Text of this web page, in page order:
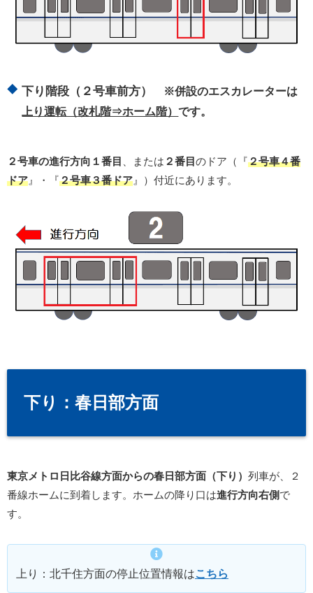
下り階段（２号車前方）
※併設のエスカレーターは
上り運転（改札階⇒ホーム階）です。
２号車の進行方向１番目 、または ２番目 のドア（『２号車４番
ドア 』・『２号車３番ドア 』）付近にあります。
下り：春日部方面
東京メトロ日比谷線方面からの春日部方面（下り） 列車が、２
番線ホームに到着します。ホームの降り口は進行方向右側で
す。
上り：北千住方面の停止位置情報はこちら